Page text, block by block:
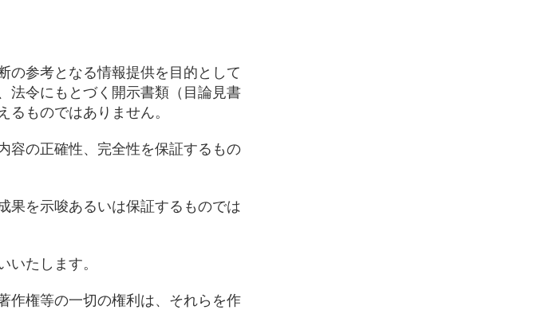
の参考となる情報提供を目的として
法令にもとづく開示書類（目論見書
ものではありません。
容の正確性、完全性を保証するもの
果を示唆あるいは保証するものでは
たします。
作権等の一切の権利は、それらを作